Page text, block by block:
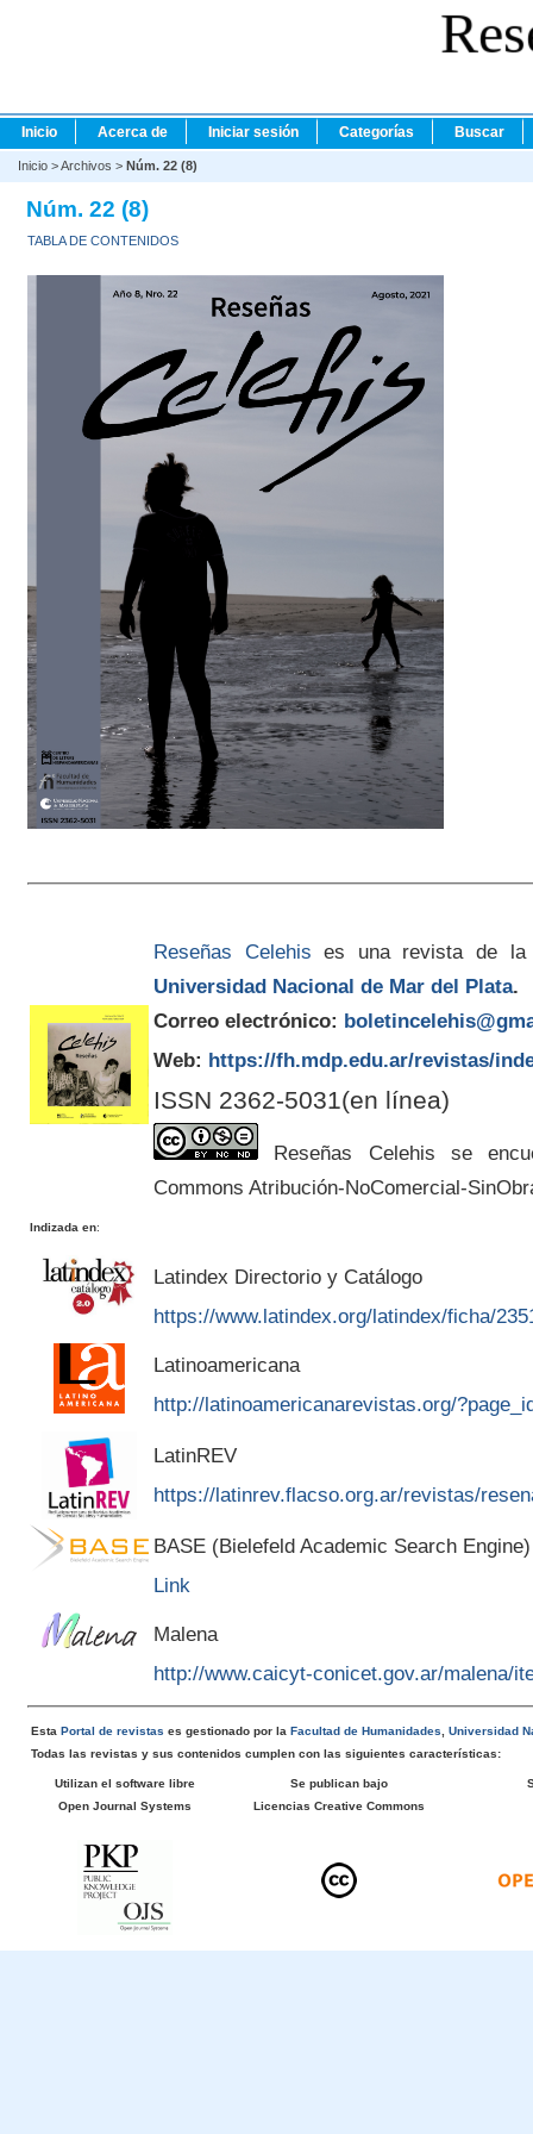
Inicio Acerca de Iniciar sesión Categorías Buscar
Inicio >Archivos > Núm. 22 (8)
Núm. 22 (8)
TABLA DE CONTENIDOS
Reseñas Celehis es una revista de la
Universidad Nacional de Mar del Plata.
Correo electrónico:
Web: https://fh.mdp.edu.ar/revistas/
ISSN 2362-5031(en línea)
Reseñas Celehis se
Commons Atribución-NoComercial-
Indizada en:
Latindex Directorio y Catálogo
https://www.latindex.org/latindex/ficha/
Latinoamericana
http://latinoamericanarevistas.org/
LatinREV
https://latinrev.flacso.org.ar/revistas/
BASE (Bielefeld Academic Search Engine)
Link
Malena
http://www.caicyt-conicet.gov.ar/malena/
EstaPortal de revistas es gestionado por laFacultad de Humanidades ,Universidad
Todas las revistas y sus contenidos cumplen con las siguientes características:
Utilizan el software libre
Open Journal Systems
Se publican bajo
Licencias Creative Commons